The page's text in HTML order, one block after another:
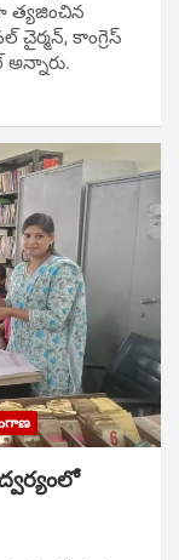
త్య‌జించిన
కాంగ్రెస్